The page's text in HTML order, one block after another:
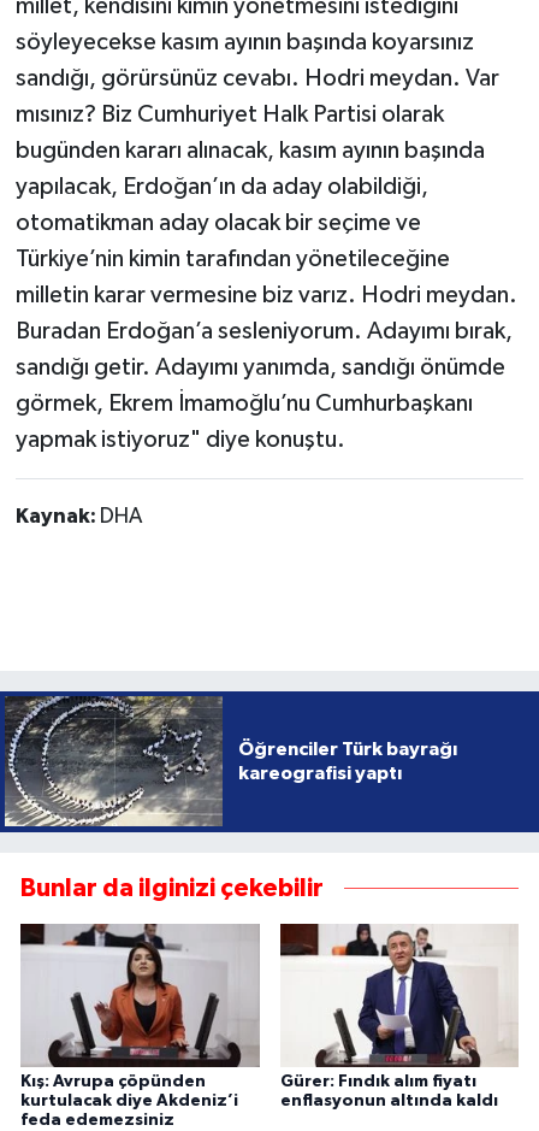
millet, kendisini kimin yönetmesini istediğini
söyleyecekse kasım ayının başında koyarsınız
sandığı, görürsünüz cevabı. Hodri meydan. Var
mısınız? Biz Cumhuriyet Halk Partisi olarak
bugünden kararı alınacak, kasım ayının başında
yapılacak, Erdoğan’ın da aday olabildiği,
otomatikman aday olacak bir seçime ve
Türkiye’nin kimin tarafından yönetileceğine
milletin karar vermesine biz varız. Hodri meydan.
Buradan Erdoğan’a sesleniyorum. Adayımı bırak,
sandığı getir. Adayımı yanımda, sandığı önümde
görmek, Ekrem İmamoğlu’nu Cumhurbaşkanı
yapmak istiyoruz" diye konuştu.
Kaynak: DHA
Öğrenciler Türk bayrağı
kareografisi yaptı
Bunlar da ilginizi çekebilir
Kış: Avrupa çöpünden
kurtulacak diye Akdeniz’i
feda edemezsiniz
Gürer: Fındık alım fiyatı
enflasyonun altında kaldı